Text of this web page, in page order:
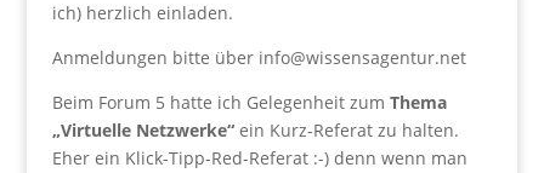
ich) herzlich einladen.
Anmeldungen bitte über info@wissensagentur.net
Beim Forum 5 hatte ich Gelegenheit zum Thema
„Virtuelle Netzwerke“ein Kurz-Referat zu halten.
Eher ein Klick-Tipp-Red-Referat :-) denn wenn man